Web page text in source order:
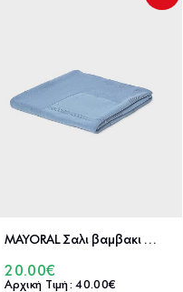
MAYORAL Σαλι βαμβακι πλεκτο 90 cm x 90 cm - 26-09019
20.00€
40.00€